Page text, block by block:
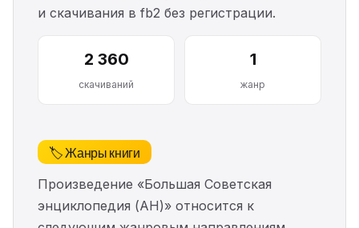
и скачивания в fb2 без регистрации.
2 360
скачиваний
1
жанр
🏷️ Жанры книги
Произведение «Большая Советская
энциклопедия (АН)» относится к